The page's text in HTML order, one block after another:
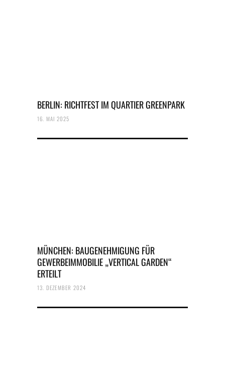
BERLIN: RICHTFEST IM QUARTIER GREENPARK
16. MAI 2025
MÜNCHEN: BAUGENEHMIGUNG FÜR
GEWERBEIMMOBILIE „VERTICAL GARDEN“
ERTEILT
13. DEZEMBER 2024